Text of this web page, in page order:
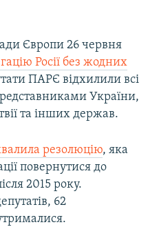
Європи 26 червня
Росії без жодних
ПАРЄ відхилили всі
України,
та інших держав.
резолюцію, яка
повернутися до
2015 року.
62